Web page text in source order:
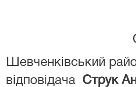
Шевченківський
відповідача Струк